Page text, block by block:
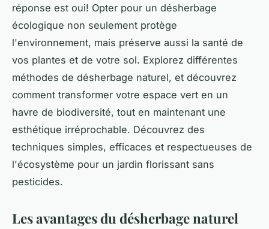
réponse est oui! Opter pour un désherbage
écologique non seulement protège
l'environnement, mais préserve aussi la santé de
vos plantes et de votre sol. Explorez différentes
méthodes de désherbage naturel, et découvrez
comment transformer votre espace vert en un
havre de biodiversité, tout en maintenant une
esthétique irréprochable. Découvrez des
techniques simples, efficaces et respectueuses de
l'écosystème pour un jardin florissant sans
pesticides.
Les avantages du désherbage naturel